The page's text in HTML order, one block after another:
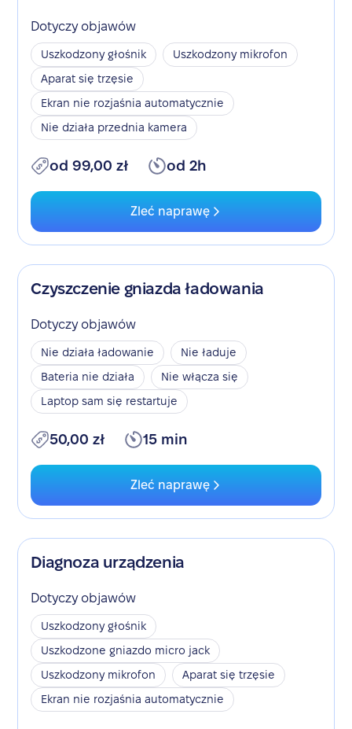
Dotyczy objawów
Uszkodzony głośnik
Uszkodzony mikrofon
Aparat się trzęsie
Ekran nie rozjaśnia automatycznie
Nie działa przednia kamera
od 99,00 zł od 2h
Zleć naprawę
Czyszczenie gniazda ładowania
Dotyczy objawów
Nie działa ładowanie
Nie ładuje
Bateria nie działa
Nie włącza się
Laptop sam się restartuje
50,00 zł 15 min
Zleć naprawę
Diagnoza urządzenia
Dotyczy objawów
Uszkodzony głośnik
Uszkodzone gniazdo micro jack
Uszkodzony mikrofon
Aparat się trzęsie
Ekran nie rozjaśnia automatycznie